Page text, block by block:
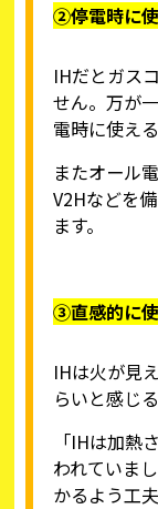
②停電時に
IHだとガス
せん。万が
電時に使え
またオール
V2Hなどを
ます。
③直感的に
IHは火が見
らいと感じ
「IHは加熱
われていま
かるよう工